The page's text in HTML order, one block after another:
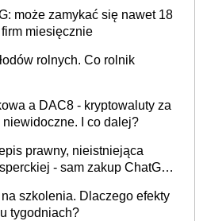
może zamykać się nawet 18
miesięcznie
rolnych. Co rolnik
a DAC8 - kryptowaluty za
I co dalej?
prawny, nieistniejąca
- sam zakup ChatGPT
szkolenia. Dlaczego efekty
tygodniach?